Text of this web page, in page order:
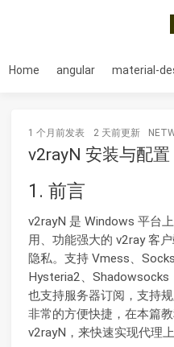
Home angular material-
1 个月前发表 2 天前更新
v2rayN 安装与配置
1. 前言
v2rayN 是 Windows 平台
用、功能强大的 v2ray 客
隐私。支持 Vmess、
Hysteria2、Shadowsocks
也支持服务器订阅，支持
非常的方便快捷，在本篇
v2rayN，来快速实现代理上